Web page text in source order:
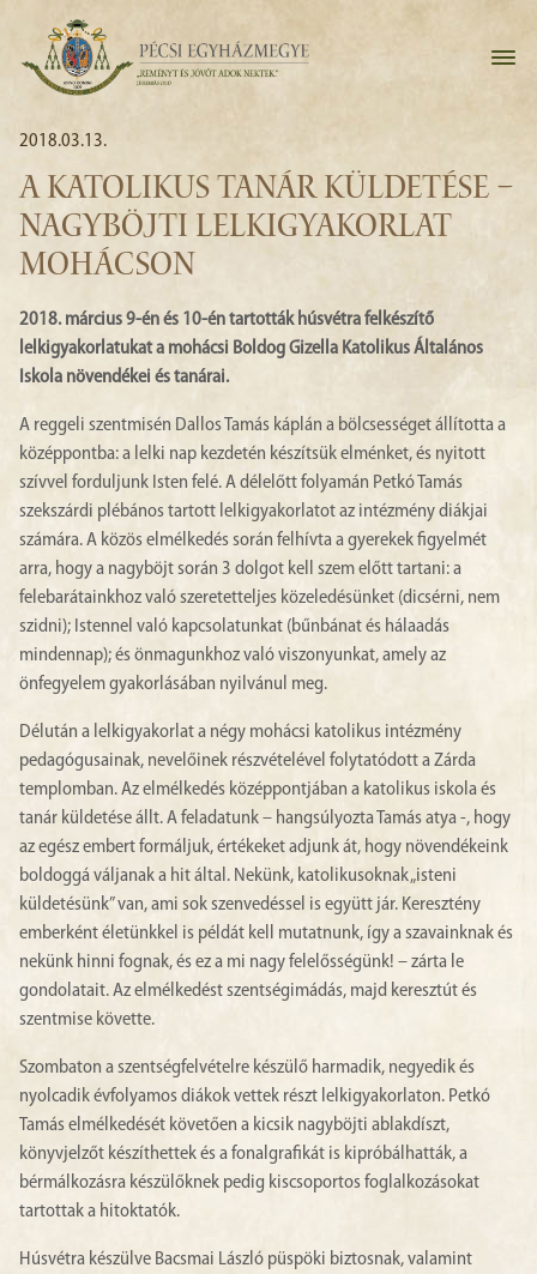
2018.03.13.
A KATOLIKUS TANÁR KÜLDETÉSE –
NAGYBÖJTI LELKIGYAKORLAT
MOHÁCSON
2018. március 9-én és 10-én tartották húsvétra felkészítő
lelkigyakorlatukat a mohácsi Boldog Gizella Katolikus Általános
Iskola növendékei és tanárai.
A reggeli szentmisén Dallos Tamás káplán a bölcsességet állította a
középpontba: a lelki nap kezdetén készítsük elménket, és nyitott
szívvel forduljunk Isten felé. A délelőtt folyamán Petkó Tamás
szekszárdi plébános tartott lelkigyakorlatot az intézmény diákjai
számára. A közös elmélkedés során felhívta a gyerekek figyelmét
arra, hogy a nagyböjt során 3 dolgot kell szem előtt tartani: a
felebarátainkhoz való szeretetteljes közeledésünket (dicsérni, nem
szidni); Istennel való kapcsolatunkat (bűnbánat és hálaadás
mindennap); és önmagunkhoz való viszonyunkat, amely az
önfegyelem gyakorlásában nyilvánul meg.
Délután a lelkigyakorlat a négy mohácsi katolikus intézmény
pedagógusainak, nevelőinek részvételével folytatódott a Zárda
templomban. Az elmélkedés középpontjában a katolikus iskola és
tanár küldetése állt. A feladatunk – hangsúlyozta Tamás atya -, hogy
az egész embert formáljuk, értékeket adjunk át, hogy növendékeink
boldoggá váljanak a hit által. Nekünk, katolikusoknak „isteni
küldetésünk” van, ami sok szenvedéssel is együtt jár. Keresztény
emberként életünkkel is példát kell mutatnunk, így a szavainknak és
nekünk hinni fognak, és ez a mi nagy felelősségünk! – zárta le
gondolatait. Az elmélkedést szentségimádás, majd keresztút és
szentmise követte.
Szombaton a szentségfelvételre készülő harmadik, negyedik és
nyolcadik évfolyamos diákok vettek részt lelkigyakorlaton. Petkó
Tamás elmélkedését követően a kicsik nagyböjti ablakdíszt,
könyvjelzőt készíthettek és a fonalgrafikát is kipróbálhatták, a
bérmálkozásra készülőknek pedig kiscsoportos foglalkozásokat
tartottak a hitoktatók.
Húsvétra készülve Bacsmai László püspöki biztosnak, valamint